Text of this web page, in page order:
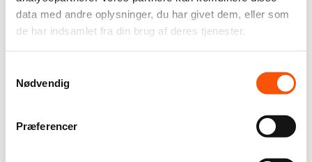
data med andre oplysninger, du har givet dem, eller som
de har indsamlet fra din brug af deres tjenester.
Nødvendig
Præferencer